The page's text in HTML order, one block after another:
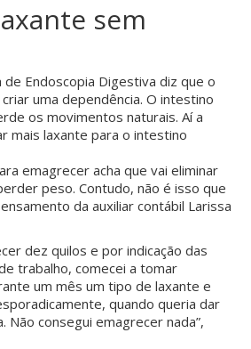
sem
de Endoscopia Digestiva diz que o
uma dependência. O intestino
os movimentos naturais. Aí a
mais laxante para o intestino
emagrecer acha que vai eliminar
peso. Contudo, não é isso que
da auxiliar contábil Larissa
dez quilos e por indicação das
trabalho, comecei a tomar
um mês um tipo de laxante e
quando queria dar
Não consegui emagrecer nada”,